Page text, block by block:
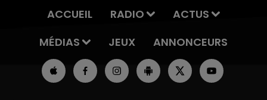
ACCUEIL RADIO
ACTUS
MÉDIAS
JEUX ANNONCEURS